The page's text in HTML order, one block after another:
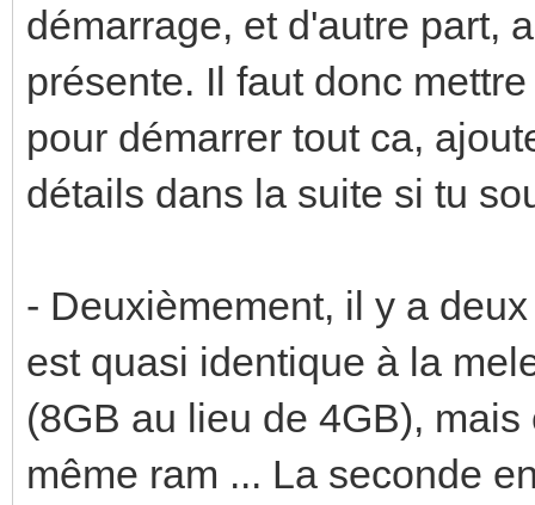
démarrage, et d'autre part,
présente. Il faut donc
pour démarrer tout ca,
détails dans la suite si tu
- Deuxièmement, il y a
est quasi identique à la
(8GB au lieu de 4GB),
même ram ... La seconde